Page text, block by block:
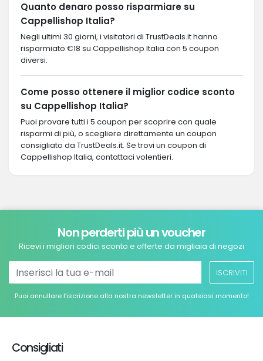
Quanto denaro posso risparmiare su
Cappellishop Italia?
Negli ultimi 30 giorni, i visitatori di TrustDeals.it hanno
risparmiato €18 su Cappellishop Italia con 5 coupon
diversi.
Come posso ottenere il miglior codice sconto
su Cappellishop Italia?
Puoi provare tutti i 5 coupon per scoprire con quale
risparmi di più, o scegliere direttamente un coupon
consigliato da TrustDeals.it. Se trovi un coupon di
Cappellishop Italia, contattaci volentieri.
Non perderti più un voucher
Ricevi i migliori codici sconto e offerte da migliaia di negozi
ISCRIVITI
Puoi annullare l’iscrizione alla nostra newsletter in qualsiasi momento!
Consigliati